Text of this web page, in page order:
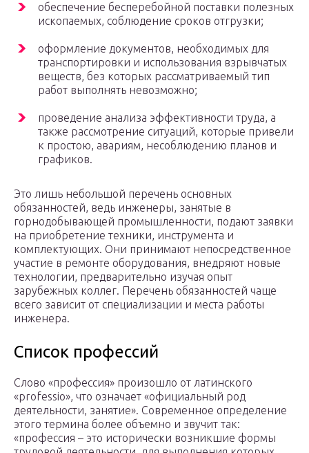
обеспечение бесперебойной поставки полезных
ископаемых, соблюдение сроков отгрузки;
оформление документов, необходимых для
транспортировки и использования взрывчатых
веществ, без которых рассматриваемый тип
работ выполнять невозможно;
проведение анализа эффективности труда, а
также рассмотрение ситуаций, которые привели
к простою, авариям, несоблюдению планов и
графиков.
Это лишь небольшой перечень основных
обязанностей, ведь инженеры, занятые в
горнодобывающей промышленности, подают заявки
на приобретение техники, инструмента и
комплектующих. Они принимают непосредственное
участие в ремонте оборудования, внедряют новые
технологии, предварительно изучая опыт
зарубежных коллег. Перечень обязанностей чаще
всего зависит от специализации и места работы
инженера.
Список профессий
Слово «профессия» произошло от латинского
«professio», что означает «официальный род
деятельности, занятие». Современное определение
этого термина более объемно и звучит так:
«профессия – это исторически возникшие формы